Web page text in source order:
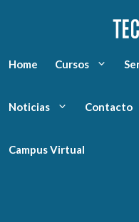
Home Cursos
Noticias Contacto
Campus Virtual